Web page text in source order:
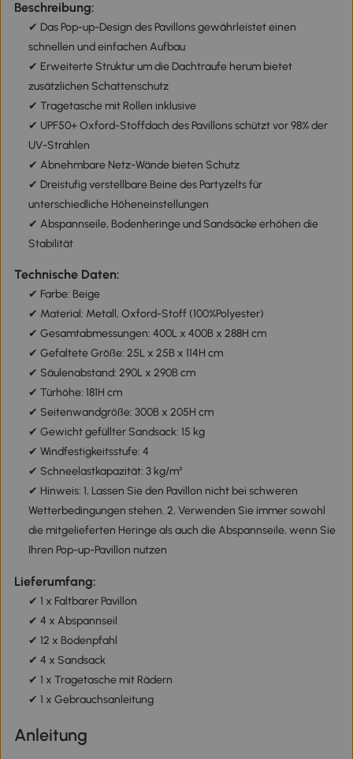
Beschreibung:
✔ Das Pop-up-Design des Pavillons gewährleistet einen
schnellen und einfachen Aufbau
✔ Erweiterte Struktur um die Dachtraufe herum bietet
zusätzlichen Schattenschutz
✔ Tragetasche mit Rollen inklusive
✔ UPF50+ Oxford-Stoffdach des Pavillons schützt vor 98% der
UV-Strahlen
✔ Abnehmbare Netz-Wände bieten Schutz
✔ Dreistufig verstellbare Beine des Partyzelts für
unterschiedliche Höheneinstellungen
✔ Abspannseile, Bodenheringe und Sandsäcke erhöhen die
Stabilität
Technische Daten:
✔ Farbe: Beige
✔ Material: Metall, Oxford-Stoff (100%Polyester)
✔ Gesamtabmessungen: 400L x 400B x 288H cm
✔ Gefaltete Größe: 25L x 25B x 114H cm
✔ Säulenabstand: 290L x 290B cm
✔ Türhöhe: 181H cm
✔ Seitenwandgröße: 300B x 205H cm
✔ Gewicht gefüllter Sandsack: 15 kg
✔ Windfestigkeitsstufe: 4
✔ Schneelastkapazität: 3 kg/m²
✔ Hinweis: 1, Lassen Sie den Pavillon nicht bei schweren
Wetterbedingungen stehen. 2, Verwenden Sie immer sowohl
die mitgelieferten Heringe als auch die Abspannseile, wenn Sie
Ihren Pop-up-Pavillon nutzen
Lieferumfang:
✔ 1 x Faltbarer Pavillon
✔ 4 x Abspannseil
✔ 12 x Bodenpfahl
✔ 4 x Sandsack
✔ 1 x Tragetasche mit Rädern
✔ 1 x Gebrauchsanleitung
Anleitung